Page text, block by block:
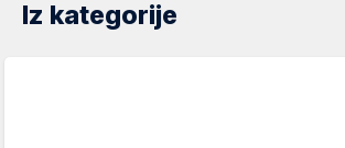
Iz kategorije